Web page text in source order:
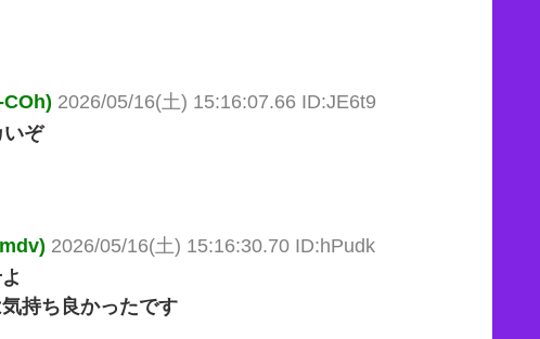
2026/05/16(土) 15:16:07.66 ID:JE6t9
いぞ
2026/05/16(土) 15:16:30.70 ID:hPudk
持ち良かったです